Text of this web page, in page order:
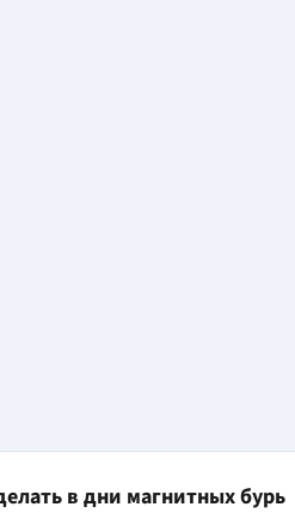
в дни магнитных бурь